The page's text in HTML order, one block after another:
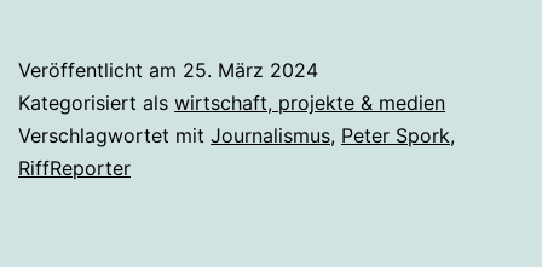
Veröffentlicht am 25. März 2024
Kategorisiert als wirtschaft, projekte & medien
Verschlagwortet mit Journalismus, Peter Spork,
RiffReporter